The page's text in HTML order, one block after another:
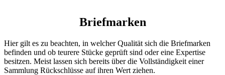
Briefmarken
Hier gilt es zu beachten, in welcher Qualität sich die Briefmarken
befinden und ob teurere Stücke geprüft sind oder eine Expertise
besitzen. Meist lassen sich bereits über die Vollständigkeit einer
Sammlung Rückschlüsse auf ihren Wert ziehen.